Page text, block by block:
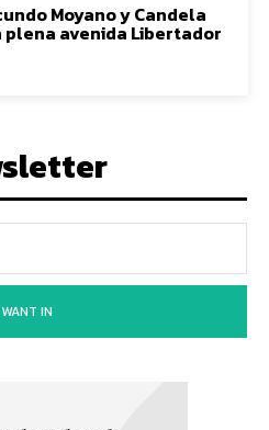
Moyano y Candela
avenida Libertador
IN